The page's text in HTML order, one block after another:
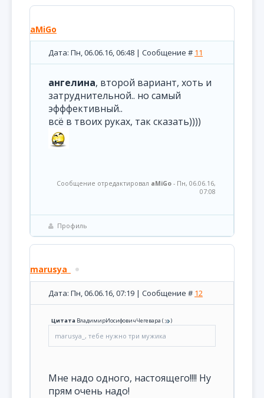
aMiGo
Дата: Пн, 06.06.16, 06:48 | Сообщение # 11
ангелина, второй вариант, хоть и
затруднительной.. но самый
эфффективный..
всё в твоих руках, так сказать))))
Сообщение отредактировал aMiGo - Пн, 06.06.16,
07:08
Профиль
marusya_
Дата: Пн, 06.06.16, 07:19 | Сообщение # 12
Цитата ВладимирИосифовичЧегевара ( )
marusya_, тебе нужно три мужика
Мне надо одного, настоящего!!!! Ну
прям очень надо!